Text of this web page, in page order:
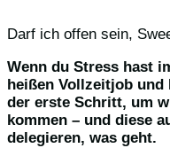
Darf ich offen sein,
Wenn du Stress hast
heißen Vollzeitjob
der erste Schritt, um
kommen – und diese
delegieren, was geht.